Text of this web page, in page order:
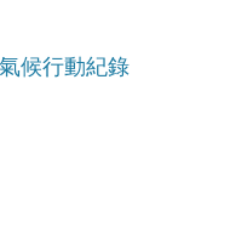
候行動紀錄